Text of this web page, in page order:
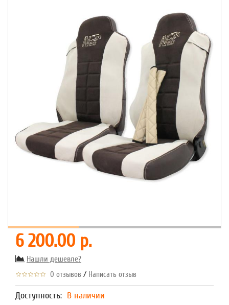
6 200.00 р.
Нашли дешевле?
0 отзывов / Написать отзыв
Доступность: В наличии